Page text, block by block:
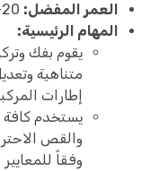
العمر المفضل:
المهام الرئيسية:
يقوم بفك
متناهية
إطارات
يستخدم كافة
والقص
وفقاً